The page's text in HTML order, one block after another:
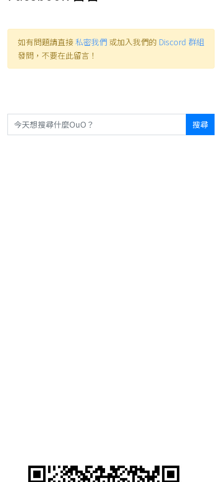
如有問題請直接私密我們 或加入我們的 Discord 群組
發問，不要在此留言！
搜尋